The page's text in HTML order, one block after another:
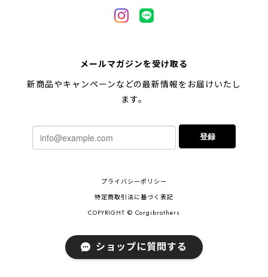
【 柴犬 毛色3色】マグカップ お家用 プレゼント コーギーブラザーズ 犬 うちの子
2024/02/10
した！とても早い対応でありがとうございました。 プ
レゼント用だったけど自分用にも買いたいと思います。
ありがとうございました！！！
メールマガジンを受け取る
新商品やキャンペーンなどの最新情報をお届けいたし
ます。
登録
プライバシーポリシー
特定商取引法に基づく表記
COPYRIGHT © Corgibrothers
ショップに質問する